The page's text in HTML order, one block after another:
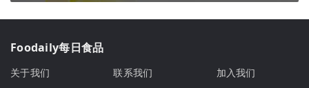
Foodaily每日食品
关于我们 联系我们
加入我们